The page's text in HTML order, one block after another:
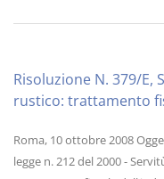
Risoluzione N. 379/E,
rustico: trattamento
Roma, 10 ottobre 2008
legge n. 212 del 2000 -